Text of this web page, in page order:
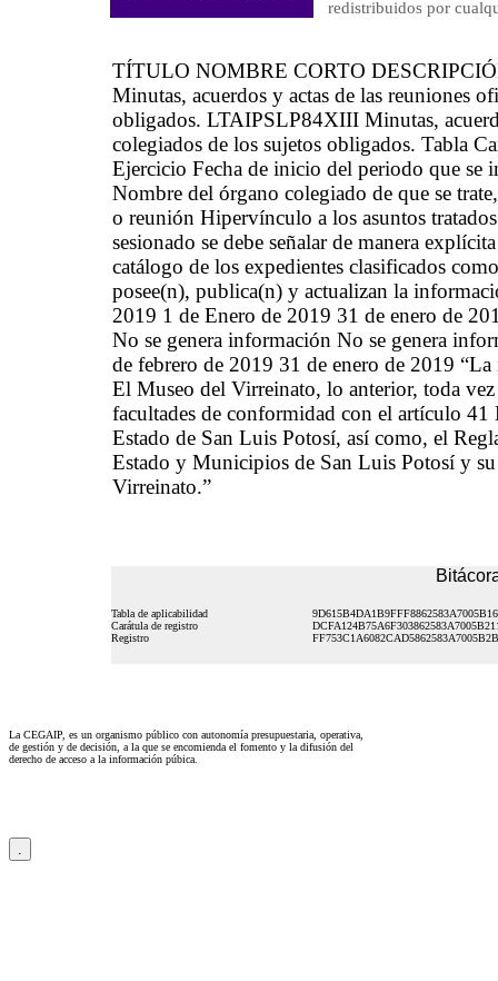
redistribuidos por
TÍTULO NOMBRE CORTO
Minutas, acuerdos y actas de las reuniones
obligados. LTAIPSLP84XIII Minutas,
colegiados de los sujetos obligados. Tabla
Ejercicio Fecha de inicio del periodo que se
Nombre del órgano colegiado de que se
o reunión Hipervínculo a los asuntos
sesionado se debe señalar de manera
catálogo de los expedientes clasificados
posee(n), publica(n) y actualizan la
2019 1 de Enero de 2019 31 de enero de
No se genera información No se genera
de febrero de 2019 31 de enero de 2019
El Museo del Virreinato, lo anterior, toda
facultades de conformidad con el artículo
Estado de San Luis Potosí, así como, el
Estado y Municipios de San Luis Potosí y
Virreinato.”
Tabla de aplicabilidad
Carátula de registro
Registro
La CEGAIP, es un organismo público con autonomía presupuestaria, operativa,
de gestión y de decisión, a la que se encomienda el fomento y la difusión del
derecho de acceso a la información púbica.